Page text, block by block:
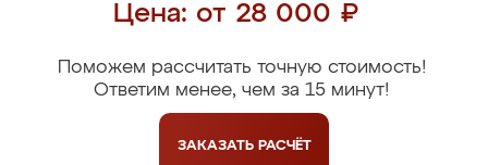
Цена: от 28 000 ₽
Поможем рассчитать точную стоимость!
Ответим менее, чем за 15 минут!
ЗАКАЗАТЬ РАСЧЁТ